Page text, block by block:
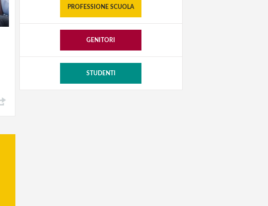
PROFESSIONE SCUOLA
GENITORI
STUDENTI